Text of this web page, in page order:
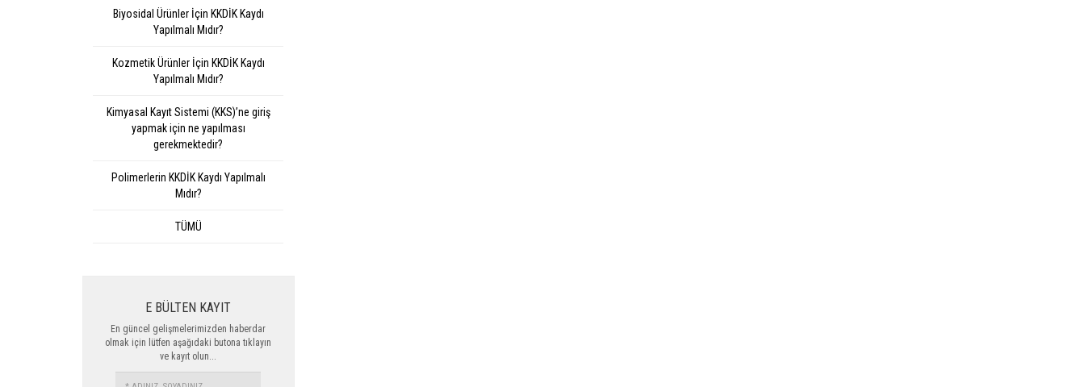
Biyosidal Ürünler İçin KKDİK Kaydı
Yapılmalı Mıdır?
Kozmetik Ürünler İçin KKDİK Kaydı
Yapılmalı Mıdır?
Kimyasal Kayıt Sistemi (KKS)’ne giriş
yapmak için ne yapılması
gerekmektedir?
Polimerlerin KKDİK Kaydı Yapılmalı
Mıdır?
TÜMÜ
E BÜLTEN KAYIT
En güncel gelişmelerimizden haberdar
olmak için lütfen aşağıdaki butona tıklayın
ve kayıt olun...